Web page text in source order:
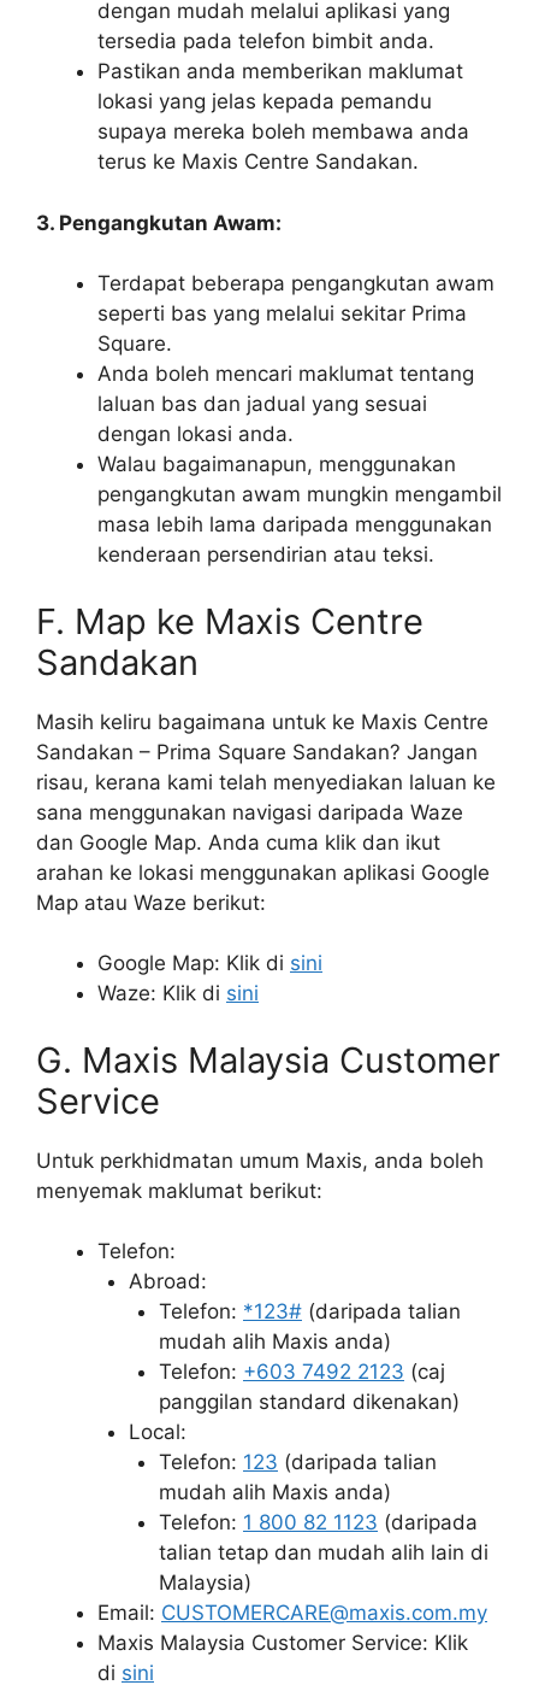
dengan mudah melalui aplikasi yang
tersedia pada telefon bimbit anda.
Pastikan anda memberikan maklumat
lokasi yang jelas kepada pemandu
supaya mereka boleh membawa anda
terus ke Maxis Centre Sandakan.
3. Pengangkutan Awam:
Terdapat beberapa pengangkutan awam
seperti bas yang melalui sekitar Prima
Square.
Anda boleh mencari maklumat tentang
laluan bas dan jadual yang sesuai
dengan lokasi anda.
Walau bagaimanapun, menggunakan
pengangkutan awam mungkin mengambil
masa lebih lama daripada menggunakan
kenderaan persendirian atau teksi.
F. Map ke Maxis Centre
Sandakan
Masih keliru bagaimana untuk ke Maxis Centre
Sandakan – Prima Square Sandakan? Jangan
risau, kerana kami telah menyediakan laluan ke
sana menggunakan navigasi daripada Waze
dan Google Map. Anda cuma klik dan ikut
arahan ke lokasi menggunakan aplikasi Google
Map atau Waze berikut:
Google Map: Klik di sini
Waze: Klik di sini
G. Maxis Malaysia Customer
Service
Untuk perkhidmatan umum Maxis, anda boleh
menyemak maklumat berikut:
Telefon:
Abroad:
Telefon: *123# (daripada talian
mudah alih Maxis anda)
Telefon: +603 7492 2123 (caj
panggilan standard dikenakan)
Local:
Telefon: 123 (daripada talian
mudah alih Maxis anda)
Telefon: 1 800 82 1123 (daripada
talian tetap dan mudah alih lain di
Malaysia)
Email: CUSTOMERCARE@maxis.com.my
Maxis Malaysia Customer Service: Klik
di sini